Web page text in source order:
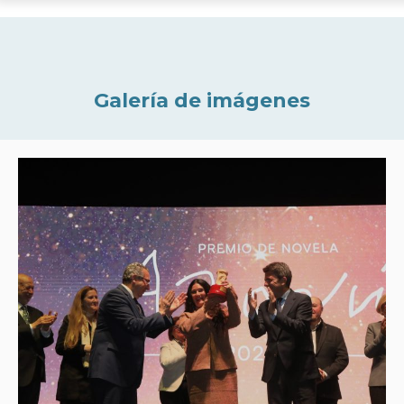
Galería de imágenes